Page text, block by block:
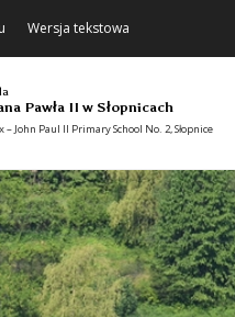
Wersja tekstowa
Pawła II w Słopnicach
John Paul II Primary School No. 2, Słopnice